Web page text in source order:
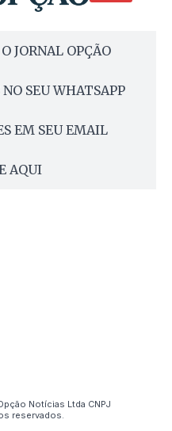
JORNAL OPÇÃO
SEU WHATSAPP
EM SEU EMAIL
AQUI
Notícias Ltda CNPJ
reservados.